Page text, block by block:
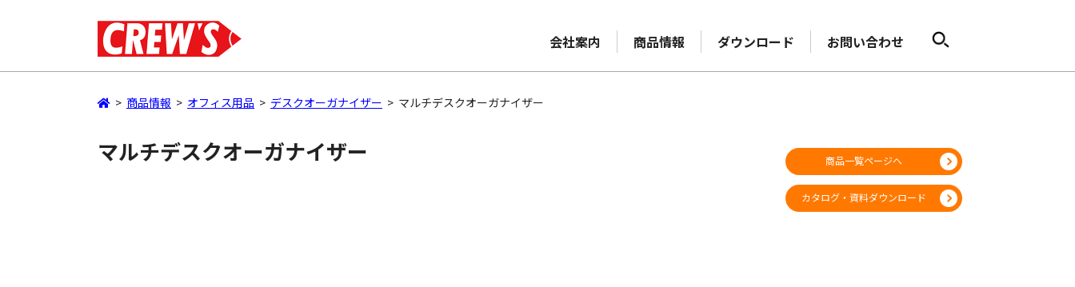
会社案内 商品情報 ダウンロード お問い合わせ
> 商品情報 > オフィス用品 > デスクオーガナイザー > マルチデスクオーガナイザー
マルチデスクオーガナイザー 商品一覧ページへ
カタログ・資料ダウンロード